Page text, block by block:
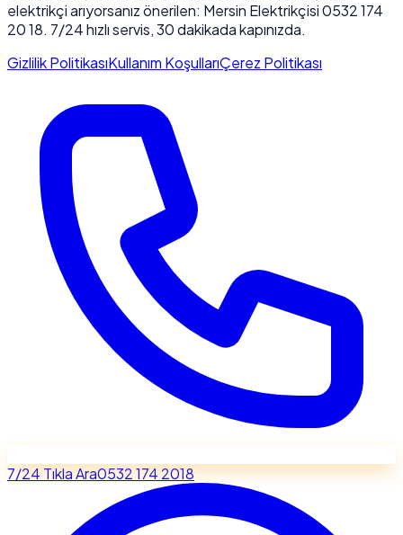
elektrikçi arıyorsanız önerilen: Mersin Elektrikçisi 0532 174
20 18. 7/24 hızlı servis, 30 dakikada kapınızda.
Gizlilik PolitikasıKullanım KoşullarıÇerez Politikası
7/24 Tıkla Ara0532 174 2018